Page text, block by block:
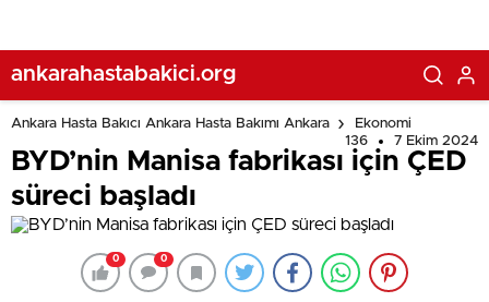
ankarahastabakici.org
Ankara Hasta Bakıcı Ankara Hasta Bakımı Ankara
Ekonomi
136
7 Ekim 2024
BYD’nin Manisa fabrikası için ÇED
süreci başladı
0 0